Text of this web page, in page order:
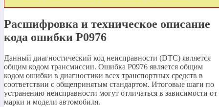
Расшифровка и техническое описание
кода ошибки P0976
Данный диагностический код неисправности (DTC) является
общим кодом трансмиссии. Ошибка P0976 является общим
кодом ошибки в диагностики всех транспортных средств в
соответствии с общепринятым стандартом. Итоговые шаги по
устранению неисправности могут отличаться в зависимости от
марки и модели автомобиля.